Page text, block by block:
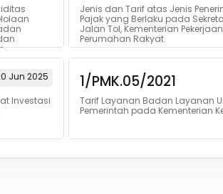
Jenis dan Tarif atas Jenis
Pajak yang Berlaku pada
Jalan Tol, Kementerian
Perumahan Rakyat
Jun 2025
Investasi
1/PMK.05/2021
Tarif Layanan Badan Layanan
Pemerintah pada Kementerian